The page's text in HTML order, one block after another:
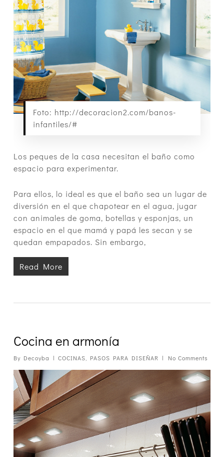
Foto: http://decoracion2.com/banos-
infantiles/#
Los peques de la casa necesitan el baño como
espacio para experimentar.
Para ellos, lo ideal es que el baño sea un lugar de
diversión en el que chapotear en el agua, jugar
con animales de goma, botellas y esponjas, un
espacio en el que mamá y papá les secan y se
quedan empapados. Sin embargo,
Read More
Cocina en armonía
By Decoyba COCINAS PASOS PARA DISEÑAR No Comments